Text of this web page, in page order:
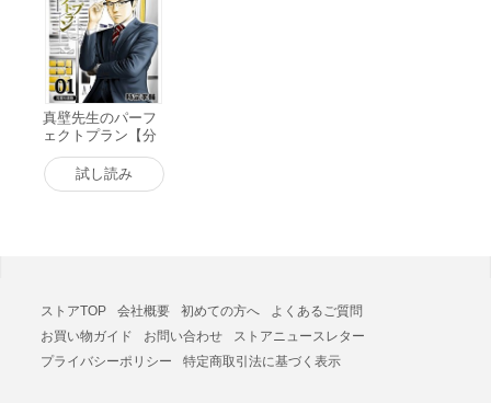
真壁先生のパーフ
ェクトプラン【分
冊版】1話 電子書
籍版
試し読み
ストアTOP 会社概要 初めての方へ
よくあるご質問
お買い物ガイド
お問い合わせ
ストアニュースレター
プライバシーポリシー
特定商取引法に基づく表示